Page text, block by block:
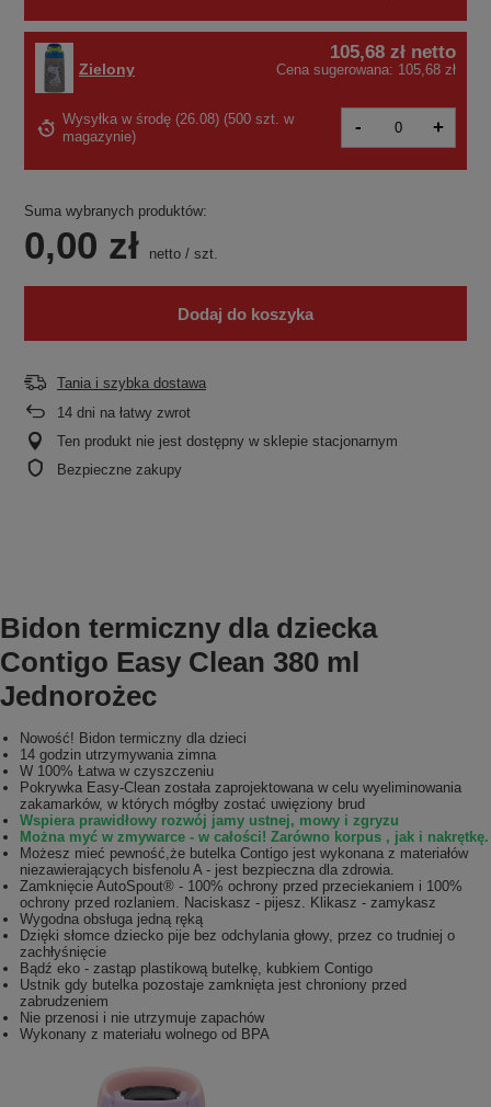
Zielony
105,68 zł netto
Cena sugerowana: 105,68 zł
Wysyłka w środę (26.08) (500 szt. w
magazynie)
- +
Suma wybranych produktów:
0,00 zł netto / szt.
Dodaj do koszyka
Tania i szybka dostawa
14 dni na łatwy zwrot
Ten produkt nie jest dostępny w sklepie stacjonarnym
Bezpieczne zakupy
Bidon termiczny dla dziecka
Contigo Easy Clean 380 ml
Jednorożec
Nowość! Bidon termiczny dla dzieci
14 godzin utrzymywania zimna
W 100% Łatwa w czyszczeniu
Pokrywka Easy-Clean została zaprojektowana w celu wyeliminowania
zakamarków, w których mógłby zostać uwięziony brud
Wspiera prawidłowy rozwój jamy ustnej, mowy i zgryzu
Można myć w zmywarce - w całości! Zarówno korpus , jak i nakrętkę.
Możesz mieć pewność,że butelka Contigo jest wykonana z materiałów
niezawierających bisfenolu A - jest bezpieczna dla zdrowia.
Zamknięcie AutoSpout® - 100% ochrony przed przeciekaniem i 100%
ochrony przed rozlaniem. Naciskasz - pijesz. Klikasz - zamykasz
Wygodna obsługa jedną ręką
Dzięki słomce dziecko pije bez odchylania głowy, przez co trudniej o
zachłyśnięcie
Bądź eko - zastąp plastikową butelkę, kubkiem Contigo
Ustnik gdy butelka pozostaje zamknięta jest chroniony przed
zabrudzeniem
Nie przenosi i nie utrzymuje zapachów
Wykonany z materiału wolnego od BPA